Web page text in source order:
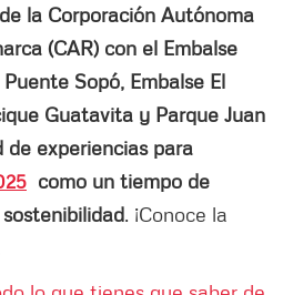
la Corporación Autónoma
(CAR) con el Embalse
Sopó, Embalse El
Guatavita y Parque Juan
de experiencias para
como un tiempo de
. ¡Conoce la